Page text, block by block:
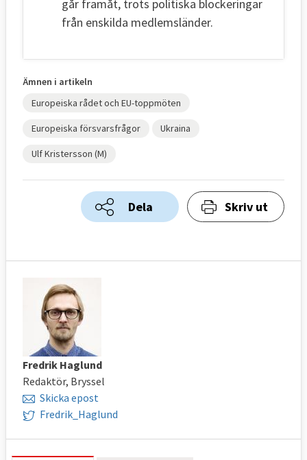
går framåt, trots politiska blockeringar
från enskilda medlemsländer.
Ämnen i artikeln
Europeiska rådet och EU-toppmöten
Europeiska försvarsfrågor Ukraina
Ulf Kristersson (M)
Dela Skriv ut
Fredrik Haglund
Redaktör, Bryssel
Skicka epost
Fredrik_Haglund